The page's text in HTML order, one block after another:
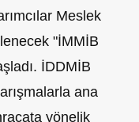
Meslek
"İMMİB
İDDMİB
ana
yönelik